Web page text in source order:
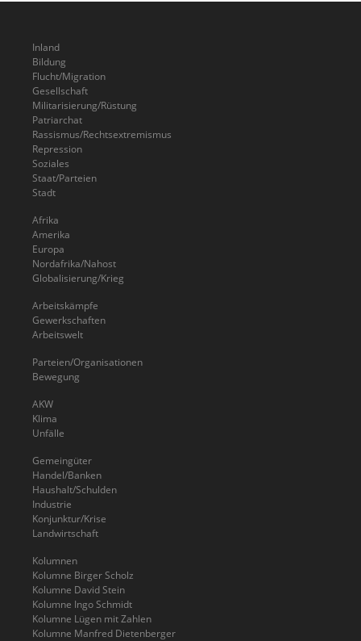
Inland
Bildung
Flucht/Migration
Gesellschaft
Militarisierung/Rüstung
Patriarchat
Rassismus/Rechtsextremismus
Repression
Soziales
Staat/Parteien
Stadt
Afrika
Amerika
Europa
Nordafrika/Nahost
Globalisierung/Krieg
Arbeitskämpfe
Gewerkschaften
Arbeitswelt
Parteien/Organisationen
Bewegung
AKW
Klima
Unfälle
Gemeingüter
Handel/Banken
Haushalt/Schulden
Industrie
Konjunktur/Krise
Landwirtschaft
Kolumnen
Kolumne Birger Scholz
Kolumne David Stein
Kolumne Ingo Schmidt
Kolumne Lügen mit Zahlen
Kolumne Manfred Dietenberger